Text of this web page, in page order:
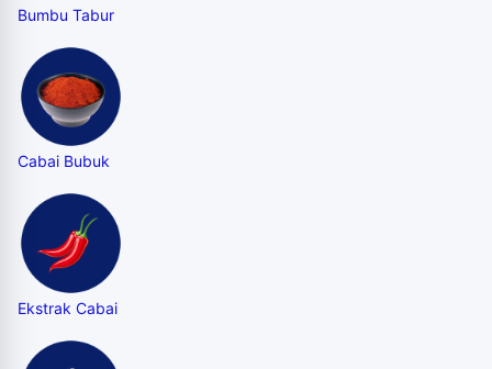
Bumbu Tabur
Cabai Bubuk
Ekstrak Cabai